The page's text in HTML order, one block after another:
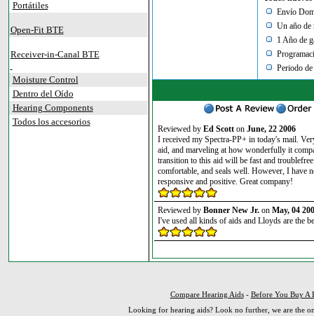
Portátiles
Open-Fit BTE
Receiver-in-Canal BTE
Moisture Control
Dentro del Oído
Hearing Components
Todos los accesorios
Envío
Un año de
1 Año de
Periodo
Reviewed by Ed Scotton June, 22 2006
I received my Spectra-PP+ in today's mail.
aid, and marveling at how wonderfully it
transition to this aid will be fast and
comfortable, and seals well. However, I have
responsive and positive. Great company!
Reviewed by Bonner New Jr.on May, 04
I've used all kinds of aids and Lloyds are the
Compare Hearing Aids- Before You Buy A
Looking for hearing aids? Look no further, we are the